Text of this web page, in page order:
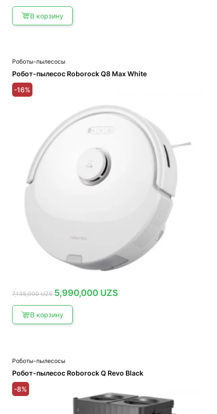
4,445,000 UZS.
В корзину
Роботы-пылесосы
Робот-пылесос Roborock Q8 Max White
-16%
7,135,000UZS Первоначальная
цена
7,135,000 UZS.
5,990,000 UZS
В корзину
Роботы-пылесосы
Робот-пылесос Roborock Q Revo Black
-8%